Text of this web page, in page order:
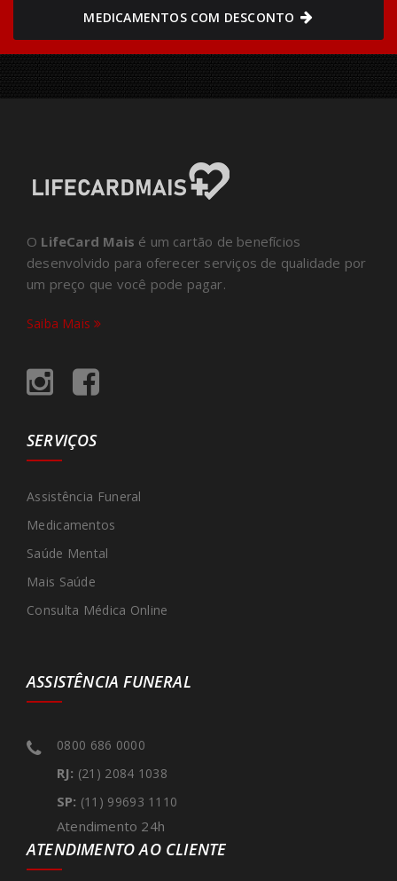
MEDICAMENTOS COM DESCONTO
O LifeCard Mais é um cartão de benefícios
desenvolvido para oferecer serviços de qualidade por
um preço que você pode pagar.
Saiba Mais
SERVIÇOS
Assistência Funeral
Medicamentos
Saúde Mental
Mais Saúde
Consulta Médica Online
ASSISTÊNCIA FUNERAL
0800 686 0000
RJ: (21) 2084 1038
SP: (11) 99693 1110
Atendimento 24h
ATENDIMENTO AO CLIENTE